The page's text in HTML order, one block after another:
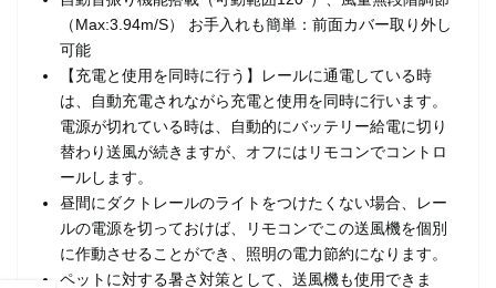
（Max:3.94m/S） お手入れも簡単：前面カバー取り外し
可能
【充電と使用を同時に行う】レールに通電している時
は、自動充電されながら充電と使用を同時に行います。
電源が切れている時は、自動的にバッテリー給電に切り
替わり送風が続きますが、オフにはリモコンでコントロ
ールします。
昼間にダクトレールのライトをつけたくない場合、レー
ルの電源を切っておけば、リモコンでこの送風機を個別
に作動させることができ、照明の電力節約になります。
ペットに対する暑さ対策として、送風機も使用できま